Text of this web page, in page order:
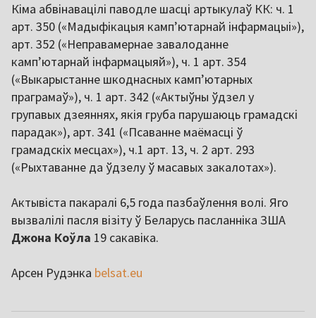
Кіма абвінавацілі паводле шасці артыкулаў КК: ч. 1
арт. 350 («Мадыфікацыя кампʼютарнай інфармацыі»),
арт. 352 («Неправамернае завалоданне
кампʼютарнай інфармацыяй»), ч. 1 арт. 354
(«Выкарыстанне шкоднасных кампʼютарных
праграмаў»), ч. 1 арт. 342 («Актыўны ўдзел у
групавых дзеяннях, якія груба парушаюць грамадскі
парадак»), арт. 341 («Псаванне маёмасці ў
грамадскіх месцах»), ч.1 арт. 13, ч. 2 арт. 293
(«Рыхтаванне да ўдзелу ў масавых закалотах»).
Актывіста пакаралі 6,5 года пазбаўлення волі. Яго
вызвалілі пасля візіту ў Беларусь пасланніка ЗША
Джона Коўла 19 сакавіка.
Арсен Рудэнка belsat.eu